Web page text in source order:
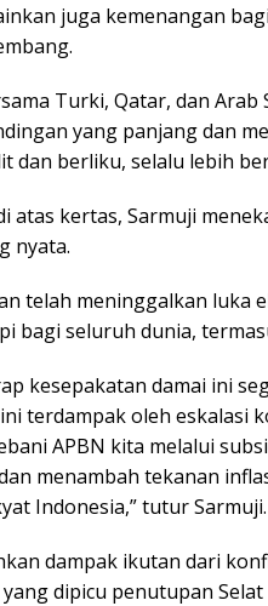
juga kemenangan
Turki, Qatar, dan
yang panjang dan
dan berliku, selalu lebih
atas kertas, Sarmuji
nyata.
telah meninggalkan luka
bagi seluruh dunia,
kesepakatan damai ini
terdampak oleh eskalasi
APBN kita melalui
menambah tekanan
Indonesia,” tutur Sarmuji.
dampak ikutan dari
dipicu penutupan